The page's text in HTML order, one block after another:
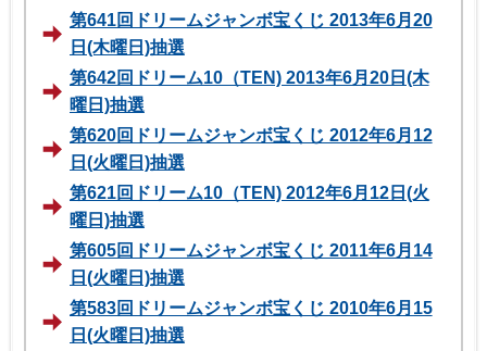
第641回ドリームジャンボ宝くじ 2013年6月20
日(木曜日)抽選
第642回ドリーム10（TEN) 2013年6月20日(木
曜日)抽選
第620回ドリームジャンボ宝くじ 2012年6月12
日(火曜日)抽選
第621回ドリーム10（TEN) 2012年6月12日(火
曜日)抽選
第605回ドリームジャンボ宝くじ 2011年6月14
日(火曜日)抽選
第583回ドリームジャンボ宝くじ 2010年6月15
日(火曜日)抽選